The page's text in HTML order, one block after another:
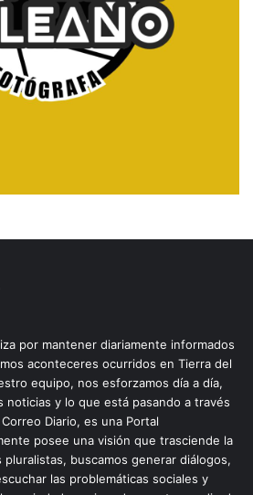
por mantener diariamente informados
aconteceres ocurridos en Tierra del
equipo, nos esforzamos día a día,
noticias y lo que está pasando a través
Diario, es una Portal
posee una visión que trasciende la
pluralistas, buscamos generar diálogos,
las problemáticas sociales y